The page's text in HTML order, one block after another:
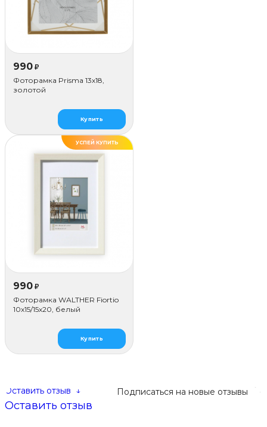
990 ₽
Фоторамка Prisma 13х18,
золотой
Купить
УСПЕЙ КУПИТЬ
990 ₽
Фоторамка WALTHER Fiortio
10x15/15х20, белый
Купить
Подписаться на новые отзывы
Оставить отзыв ↓
Оставить отзыв